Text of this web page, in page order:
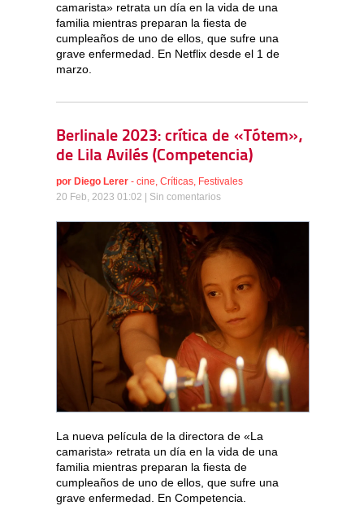
camarista» retrata un día en la vida de una
familia mientras preparan la fiesta de
cumpleaños de uno de ellos, que sufre una
grave enfermedad. En Netflix desde el 1 de
marzo.
Berlinale 2023: crítica de «Tótem»,
de Lila Avilés (Competencia)
por Diego Lerer - cine, Críticas, Festivales
20 Feb, 2023 01:02 | Sin comentarios
La nueva película de la directora de «La
camarista» retrata un día en la vida de una
familia mientras preparan la fiesta de
cumpleaños de uno de ellos, que sufre una
grave enfermedad. En Competencia.